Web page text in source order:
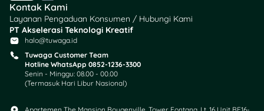
Kontak Kami
Layanan Pengaduan Konsumen / Hubungi Kami
PT Akselerasi Teknologi Kreatif
halo@tuwaga.id
Tuwaga Customer Team
Hotline WhatsApp 0852-1236-3300
Senin - Minggu: 08.00 - 00.00
(Termasuk Hari Libur Nasional)